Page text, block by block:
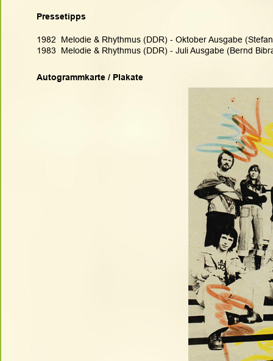
Pressetipps
1982  Melodie & Rhythmus (DDR) - Oktober Ausgabe
1983  Melodie & Rhythmus (DDR) - Juli Ausgabe (Bernd
Autogrammkarte / Plakate